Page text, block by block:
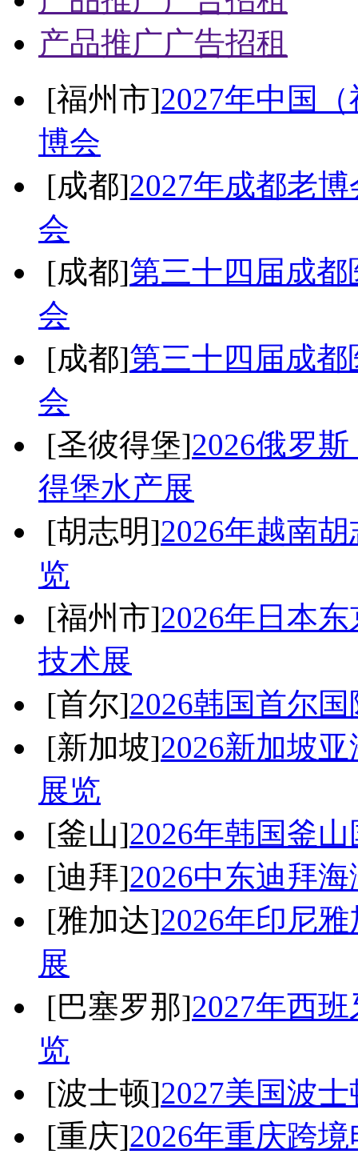
产品推广广告招租
[福州市]2027年中国
博会
[成都]2027年成都老
会
[成都]第三十四届成都
会
[成都]第三十四届成都
会
[圣彼得堡]2026俄罗
得堡水产展
[胡志明]2026年越南
览
[福州市]2026年日本
技术展
[首尔]2026韩国首尔
[新加坡]2026新加坡
展览
[釜山]2026年韩国釜
[迪拜]2026中东迪拜
[雅加达]2026年印尼
展
[巴塞罗那]2027年西
览
[波士顿]2027美国波
[重庆]2026年重庆跨